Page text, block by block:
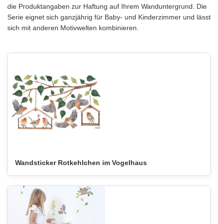
die Produktangaben zur Haftung auf Ihrem Wanduntergrund. Die
Serie eignet sich ganzjährig für Baby- und Kinderzimmer und lässt
sich mit anderen Motivwelten kombinieren.
Wandsticker Rotkehlchen im Vogelhaus